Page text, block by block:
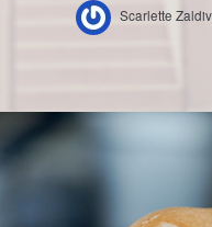
Scarlette